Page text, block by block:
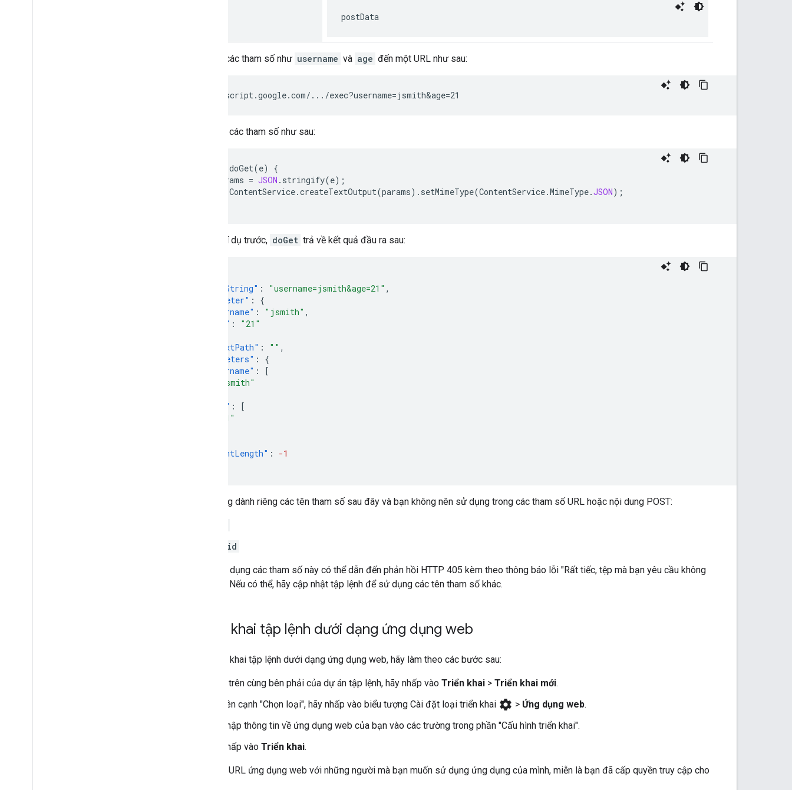
postData
Truyền các tham số như username và age đến một URL như sau:
Hiển thị các tham số như sau:
doGet(e)
{
params = JSON . stringify(e);
ContentService.createTextOutput(params). setMimeType(ContentService.MimeType.JSON);
Trong ví dụ trước, doGet trả về kết quả đầu ra sau:
"queryString" : "username=jsmith&age=21" ,
"parameter" :
{
"username" : "jsmith" ,
"age" :
"21"
"contextPath" : "" ,
"parameters" :
{
"username" :
[
"jsmith"
"age" :
[
"21"
"contentLength" :
-1
Hệ thống dành riêng các tên tham số sau đây và bạn không nên sử dụng trong các tham số URL hoặc nội dung POST:
sid
Việc sử dụng các tham số này có thể dẫn đến phản hồi HTTP 405 kèm theo thông báo lỗi "Rất tiếc, tệp mà bạn yêu cầu không
tồn tại". Nếu có thể, hãy cập nhật tập lệnh để sử dụng các tên tham số khác.
Triển khai tập lệnh dưới dạng ứng dụng web
Để triển khai tập lệnh dưới dạng ứng dụng web, hãy làm theo các bước sau:
Ở trên cùng bên phải của dự án tập lệnh, hãy nhấp vào Triển khai > Triển khai mới.
Bên cạnh "Chọn loại", hãy nhấp vào biểu tượng Cài đặt loại triển khai settings > Ứng dụng web.
Nhập thông tin về ứng dụng web của bạn vào các trường trong phần "Cấu hình triển khai".
Nhấp vào Triển khai.
Chia sẻ URL ứng dụng web với những người mà bạn muốn sử dụng ứng dụng của mình, miễn là bạn đã cấp quyền truy cập cho